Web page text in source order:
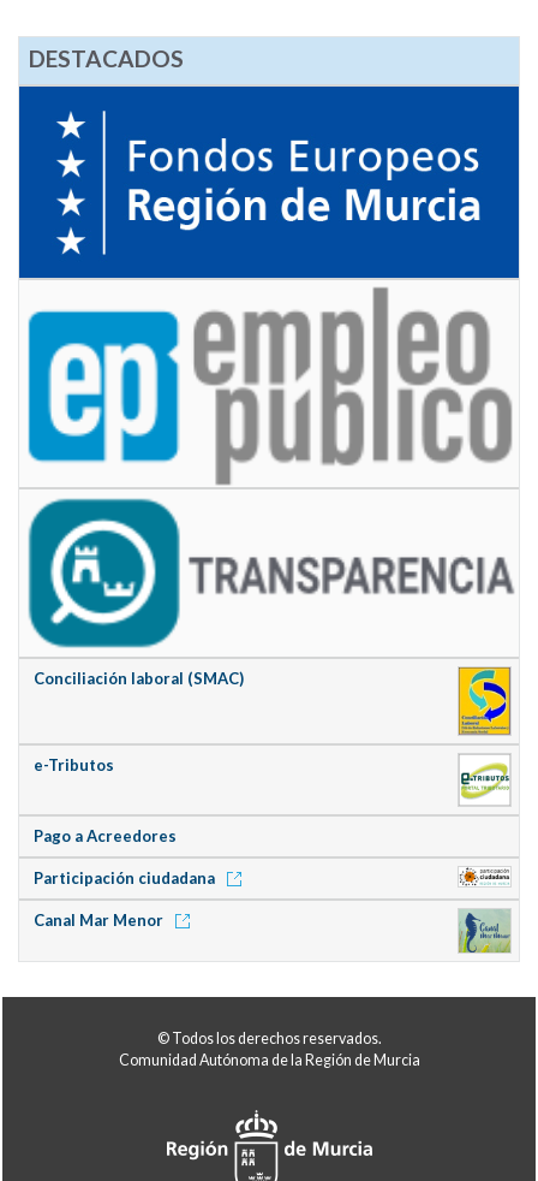
DESTACADOS
Conciliación laboral (SMAC)
e-Tributos
Pago a Acreedores
Participación ciudadana
Canal Mar Menor
© Todos los derechos reservados.
Comunidad Autónoma de la Región de Murcia